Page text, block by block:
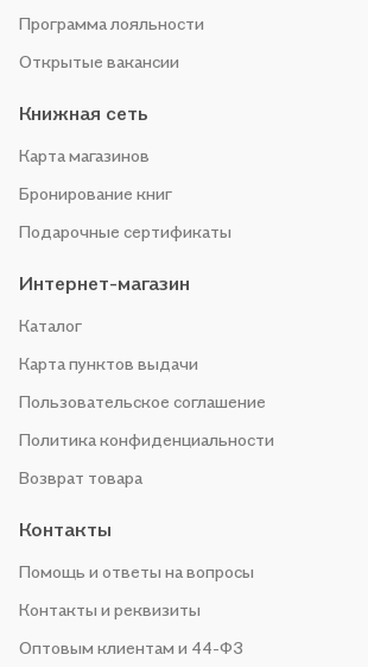
Программа лояльности
Открытые вакансии
Книжная сеть
Карта магазинов
Бронирование книг
Подарочные сертификаты
Интернет-магазин
Каталог
Карта пунктов выдачи
Пользовательское соглашение
Политика конфиденциальности
Возврат товара
Контакты
Помощь и ответы на вопросы
Контакты и реквизиты
Оптовым клиентам и 44-ФЗ